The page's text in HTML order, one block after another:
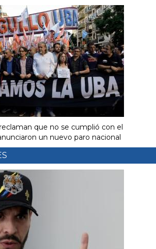
que no se cumplió con el
un nuevo paro nacional